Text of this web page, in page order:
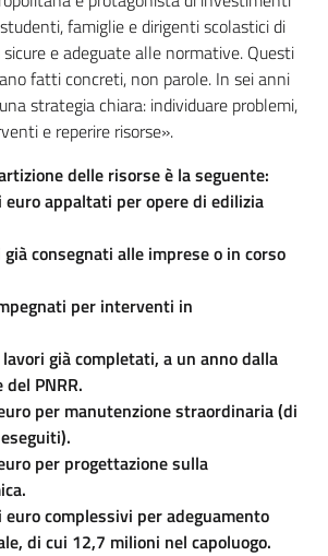
famiglie e dirigenti scolastici di
e adeguate alle normative. Questi
fatti concreti, non parole. In sei anni
strategia chiara: individuare problemi,
e reperire risorse».
delle risorse è la seguente:
euro appaltati per opere di edilizia
consegnati alle imprese o in corso
per interventi in
già completati, a un anno dalla
PNRR.
per manutenzione straordinaria (di
per progettazione sulla
complessivi per adeguamento
di cui 12,7 milioni nel capoluogo.